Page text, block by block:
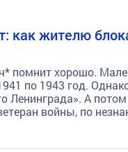
как жителю
помнит хорошо.
по 1943 год.
Ленинграда». А
войны, по